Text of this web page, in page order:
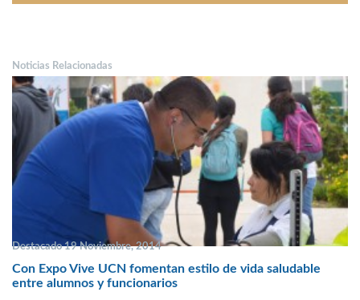
Noticias Relacionadas
Destacado 19 Noviembre, 2014
Con Expo Vive UCN fomentan estilo de vida saludable
entre alumnos y funcionarios